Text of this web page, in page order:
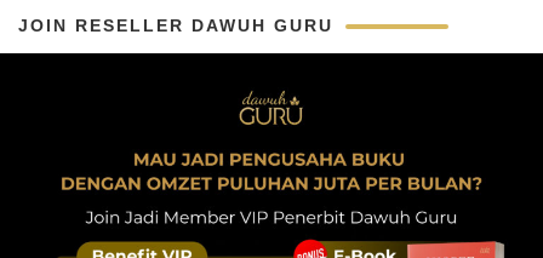
JOIN RESELLER DAWUH GURU